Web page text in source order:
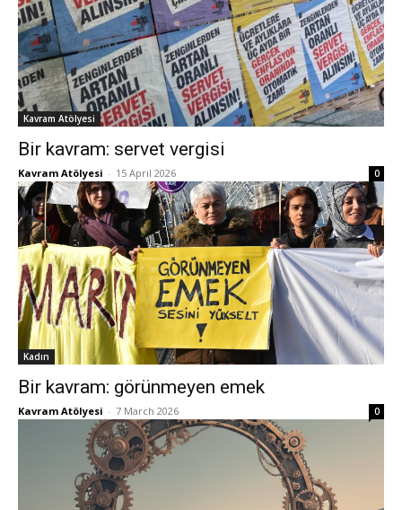
Kavram Atölyesi
Bir kavram: servet vergisi
Kavram Atölyesi - 15 April 2026 0
Kadın
Bir kavram: görünmeyen emek
Kavram Atölyesi - 7 March 2026 0